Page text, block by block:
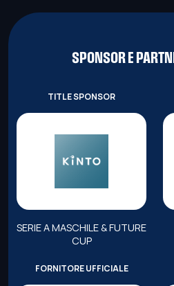
SPONSOR E
TITLE SPONSOR
SERIE A MASCHILE & FUTURE
CUP
FORNITORE UFFICIALE